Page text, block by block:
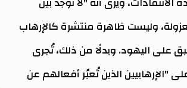
وليست ظاهرة منتشرة كالإرهاب
على اليهود. وبدلًا من ذلك، تُجرى
الذين تُعبّر أفعالهم عن